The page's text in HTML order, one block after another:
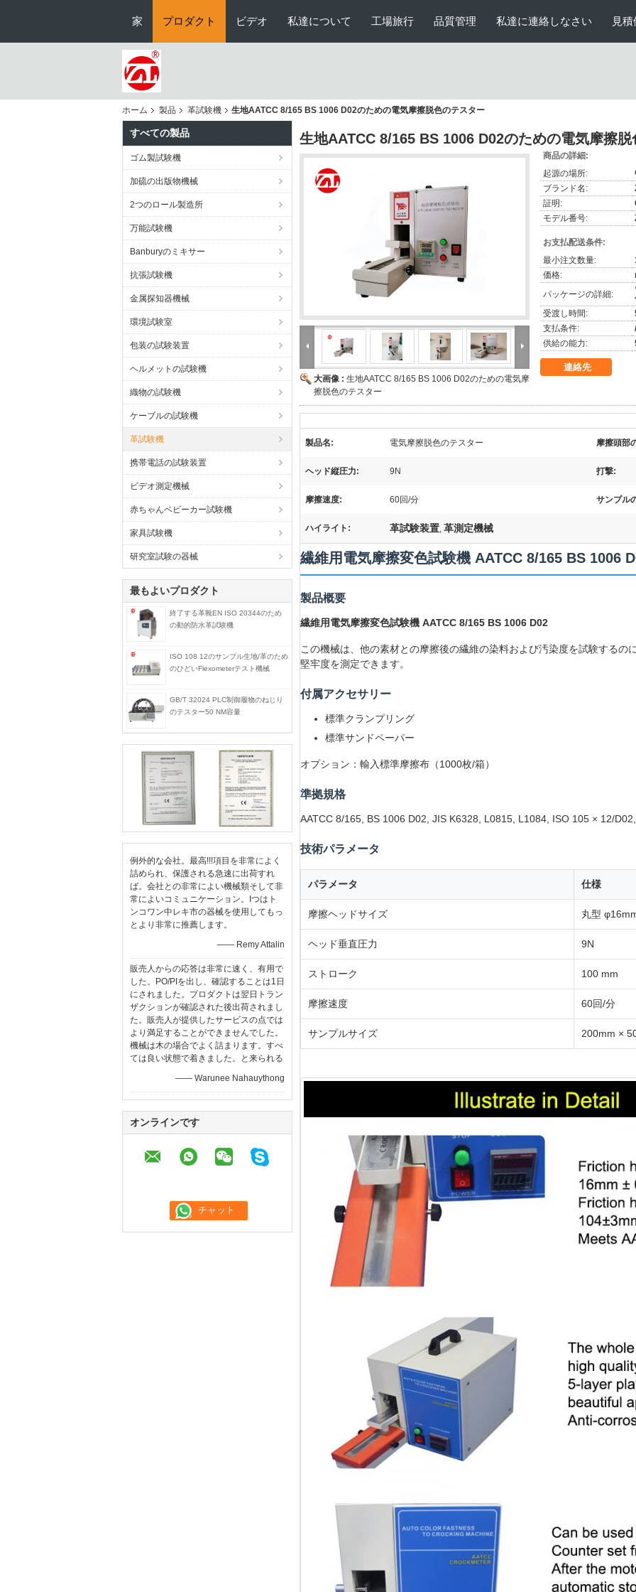
家 プロダクト ビデオ 私達について 工場旅行 品質管理 私達に連絡しなさい 見
ホーム 製品 革試験機 生地AATCC 8/165 BS 1006 D02のための電気摩擦脱色のテスター
すべての製品
ゴム製試験機
加硫の出版物機械
2つのロール製造所
万能試験機
Banburyのミキサー
抗張試験機
金属探知器機械
環境試験室
包装の試験装置
ヘルメットの試験機
織物の試験機
ケーブルの試験機
革試験機
携帯電話の試験装置
ビデオ測定機械
赤ちゃんベビーカー試験機
家具試験機
研究室試験の器械
最もよいプロダクト
終了する革靴EN ISO 20344のため
の動的防水革試験機
ISO 108 12のサンプル生地/革のため
のひどいFlexometerテスト機械
GB/T 32024 PLC制御履物のねじり
のテスター50 NM容量
例外的な会社。最高!!!項目を非常によく
詰められ、保護される急速に出荷すれ
ば。会社との非常によい機械類そして非
常によいコミュニケーション。Iつはト
ンコワン中レキ市の器械を使用してもっ
とより非常に推薦します。
—— Remy Attalin
販売人からの応答は非常に速く、有用で
した。PO/PIを出し、確認することは1日
にされました。プロダクトは翌日トラン
ザクションが確認された後出荷されまし
た。販売人が提供したサービスの点では
より満足することができませんでした。
機械は木の場合でよく詰まります。すべ
ては良い状態で着きました。と来られる
—— Warunee Nahauythong
オンラインです
生地AATCC 8/165 BS 1006 D02のための電気摩擦
大画像 : 生地AATCC 8/165 BS 1006 D02のための電気摩
擦脱色のテスター
商品の詳細:
起源の場所:
ブランド名:
証明:
モデル番号:
お支払配送条件:
最小注文数量:
価格:
パッケージの詳細:
受渡し時間:
支払条件:
供給の能力:
連絡先
製品名: 電気摩擦脱色のテスター 摩擦頭部
ヘッド縦圧力: 9N 打撃:
摩擦速度: 60回/分 サンプル
ハイライト: 革試験装置, 革測定機械
繊維用電気摩擦変色試験機 AATCC 8/165 BS 1006
製品概要
繊維用電気摩擦変色試験機 AATCC 8/165 BS 1006 D02
この機械は、他の素材との摩擦後の繊維の染料および汚染度を試験するの
堅牢度を測定できます。
付属アクセサリー
標準クランプリング
標準サンドペーパー
オプション：輸入標準摩擦布（1000枚/箱）
準拠規格
AATCC 8/165, BS 1006 D02, JIS K6328, L0815, L1084, ISO 105 × 12/
技術パラメータ
パラメータ 仕様
摩擦ヘッドサイズ 丸型
ヘッド垂直圧力 9N
ストローク 100 mm
摩擦速度 60回/分
サンプルサイズ 200mm ×